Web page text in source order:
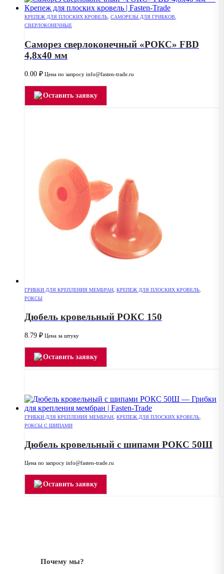
КРЕПЕЖ ДЛЯ ПЛОСКИХ КРОВЕЛЬ САМОРЕЗЫ ДЛЯ ГРИБКОВ
СВЕРЛОКОНЕЧНЫЕ
Саморез сверлоконечный «РОКС» FBD
4,8х40 мм
0.00 ₽ Цена по запросу info@fasten-trade.ru
Оставить заявку
ГРИБКИ ДЛЯ КРЕПЛЕНИЯ МЕМБРАН КРЕПЕЖ ДЛЯ ПЛОСКИХ КРОВЕЛЬ
РОКСЫ
Дюбель кровельный РОКС 150
8.79 ₽ Цена за штуку
Оставить заявку
ГРИБКИ ДЛЯ КРЕПЛЕНИЯ МЕМБРАН КРЕПЕЖ ДЛЯ ПЛОСКИХ КРОВЕЛЬ
РОКСЫ С ШИПАМИ
Дюбель кровельный с шипами РОКС 50Ш
Цена по запросу info@fasten-trade.ru
Оставить заявку
Почему мы?